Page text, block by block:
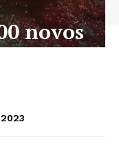
novos
por ano